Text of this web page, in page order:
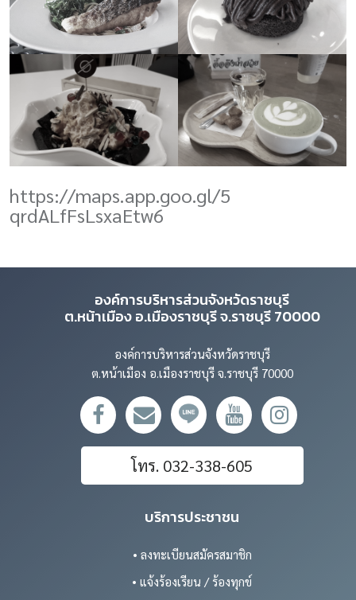
https://maps.app.goo.gl/5
qrdALfFsLsxaEtw6
องค์การบริหารส่วนจังหวัดราชบุรี
ต.หน้าเมือง อ.เมืองราชบุรี จ.ราชบุรี 70000
องค์การบริหารส่วนจังหวัดราชบุรี
ต.หน้าเมือง อ.เมืองราชบุรี จ.ราชบุรี 70000
โทร. 032-338-605
บริการประชาชน
• ลงทะเบียนสมัครสมาชิก
• แจ้งร้องเรียน / ร้องทุกข์